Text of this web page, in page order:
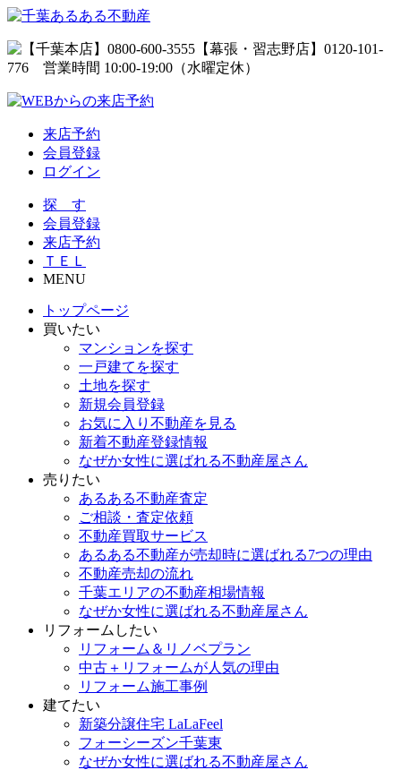
来店予約
会員登録
ログイン
探 す
会員登録
来店予約
ＴＥＬ
MENU
トップページ
買いたい
マンションを探す
一戸建てを探す
土地を探す
新規会員登録
お気に入り不動産を見る
新着不動産登録情報
なぜか女性に選ばれる不動産屋さん
売りたい
あるある不動産査定
ご相談・査定依頼
不動産買取サービス
あるある不動産が売却時に選ばれる7つの理由
不動産売却の流れ
千葉エリアの不動産相場情報
なぜか女性に選ばれる不動産屋さん
リフォームしたい
リフォーム＆リノベプラン
中古＋リフォームが人気の理由
リフォーム施工事例
建てたい
新築分譲住宅 LaLaFeel
フォーシーズン千葉東
なぜか女性に選ばれる不動産屋さん